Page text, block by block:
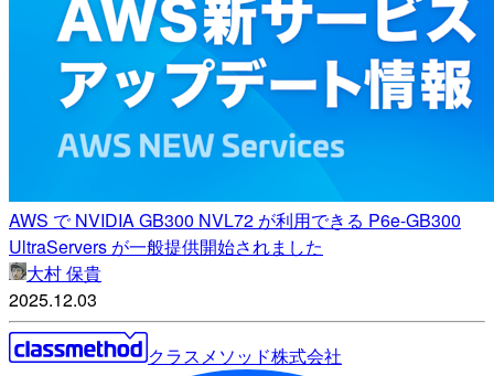
AWS で NVIDIA GB300 NVL72 が利用できる P6e-GB300
UltraServers が一般提供開始されました
大村 保貴
2025.12.03
クラスメソッド株式会社